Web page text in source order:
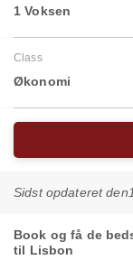
1 Voksen
Class
Økonomi
Sidst opdateret den
Book og få de
til Lisbon